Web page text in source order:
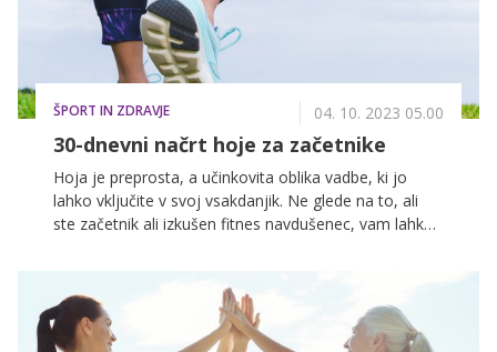
ŠPORT IN ZDRAVJE 04. 10. 2023 05.00
30-dnevni načrt hoje za začetnike
Hoja je preprosta, a učinkovita oblika vadbe, ki jo
lahko vključite v svoj vsakdanjik. Ne glede na to, ali
ste začetnik ali izkušen fitnes navdušenec, vam lahko
raven telesne pripravljenosti. V tem članku bomo
predstavili celovit 30-dnevni načrt hoje in raziskali
številne prednosti hoje.